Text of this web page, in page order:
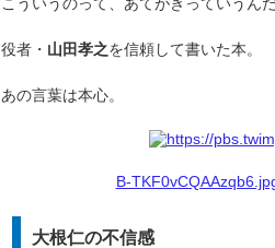
役者・ 山田孝之を信頼して書いた本。
あの言葉は本心。
B-
大根仁の不信感